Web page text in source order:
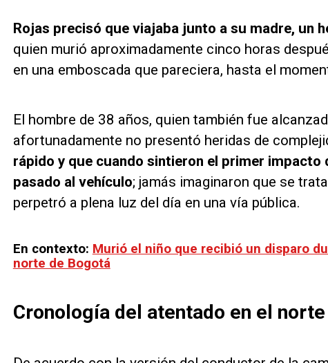
Rojas precisó que viajaba junto a su madre, un
quien murió aproximadamente cinco horas
en una emboscada que pareciera, hasta el
El hombre de 38 años, quien también fue
afortunadamente no presentó heridas de
rápido y que cuando sintieron el primer impacto
pasado al vehículo; jamás imaginaron que se
perpetró a plena luz del día en una vía pública.
En contexto: Murió el niño que recibió un disparo
norte de Bogotá
Cronología del atentado en el